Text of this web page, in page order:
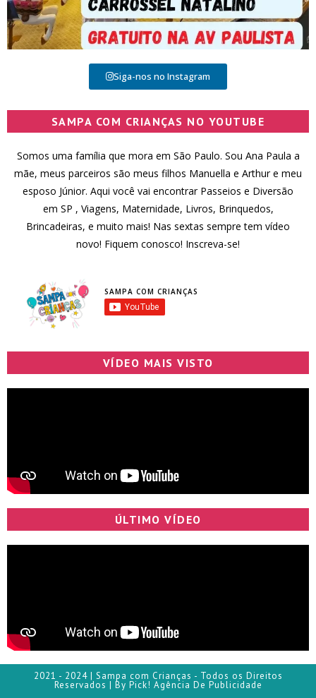
Siga-nos no Instagram
SAMPA COM CRIANÇAS NO YOUTUBE
Somos uma família que mora em São Paulo. Sou Ana Paula a
mãe, meus parceiros são meus filhos Manuella e Arthur e meu
esposo Júnior. Aqui você vai encontrar Passeios e Diversão
em SP , Viagens, Maternidade, Livros, Brinquedos,
Brincadeiras, e muito mais! Nas sextas sempre tem vídeo
novo! Fiquem conosco! Inscreva-se!
SAMPA COM CRIANÇAS
VÍDEO MAIS VISTO
ÚLTIMO VÍDEO
2021 - 2024 | Sampa com Crianças - Todos os Direitos
Reservados | By Pick! Agência De Publicidade